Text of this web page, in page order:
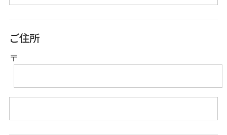
ご住所
〒